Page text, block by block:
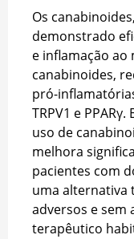
Os
demonstrado
e inflamação
canabinoides,
pró-
TRPV1 e
uso de
melhora
pacientes com
uma alternativa
adversos e sem
terapêutico